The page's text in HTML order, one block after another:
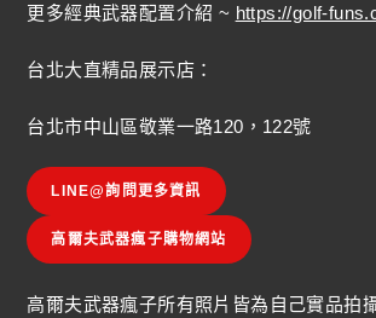
更多經典武器配置介紹 ~ https://golf-
台北大直精品展示店：
台北市中山區敬業一路120，122號
LINE@詢問更多資訊
高爾夫武器瘋子購物網站
高爾夫武器瘋子所有照片皆為自己實品拍